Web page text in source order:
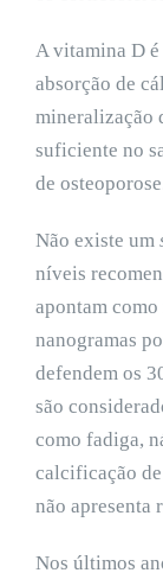
A vitamina D
absorção de
mineralização
suficiente no
de
Não existe um
níveis
apontam
nanogramas
defendem os
são
como fadiga,
calcificação
não apresenta
Nos últimos